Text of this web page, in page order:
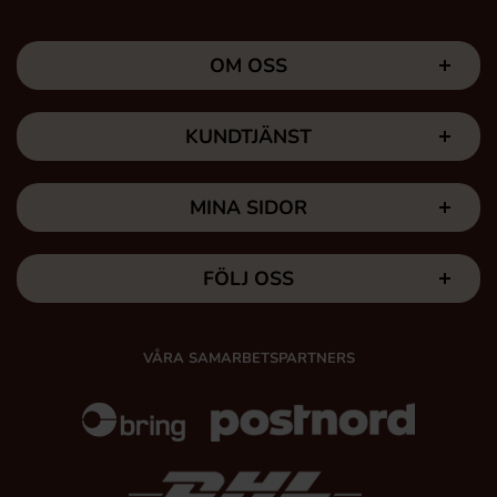
OM OSS
KUNDTJÄNST
MINA SIDOR
FÖLJ OSS
VÅRA SAMARBETSPARTNERS